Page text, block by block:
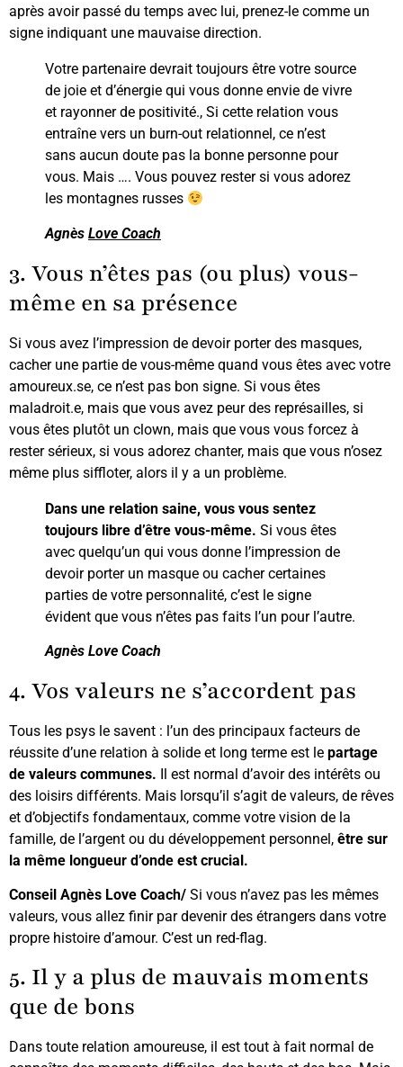
après avoir passé du temps avec lui, prenez-le comme un
signe indiquant une mauvaise direction.
Votre partenaire devrait toujours être votre source
de joie et d’énergie qui vous donne envie de vivre
et rayonner de positivité., Si cette relation vous
entraîne vers un burn-out relationnel, ce n’est
sans aucun doute pas la bonne personne pour
vous. Mais …. Vous pouvez rester si vous adorez
les montagnes russes
Agnès Love Coach
3. Vous n’êtes pas (ou plus) vous-
même en sa présence
Si vous avez l’impression de devoir porter des masques,
cacher une partie de vous-même quand vous êtes avec votre
amoureux.se, ce n’est pas bon signe. Si vous êtes
maladroit.e, mais que vous avez peur des représailles, si
vous êtes plutôt un clown, mais que vous vous forcez à
rester sérieux, si vous adorez chanter, mais que vous n’osez
même plus siffloter, alors il y a un problème.
Dans une relation saine, vous vous sentez
toujours libre d’être vous-même. Si vous êtes
avec quelqu’un qui vous donne l’impression de
devoir porter un masque ou cacher certaines
parties de votre personnalité, c’est le signe
évident que vous n’êtes pas faits l’un pour l’autre.
Agnès Love Coach
4. Vos valeurs ne s’accordent pas
Tous les psys le savent : l’un des principaux facteurs de
réussite d’une relation à solide et long terme est le partage
de valeurs communes. Il est normal d’avoir des intérêts ou
des loisirs différents. Mais lorsqu’il s’agit de valeurs, de rêves
et d’objectifs fondamentaux, comme votre vision de la
famille, de l’argent ou du développement personnel, être sur
la même longueur d’onde est crucial.
Conseil Agnès Love Coach/ Si vous n’avez pas les mêmes
valeurs, vous allez finir par devenir des étrangers dans votre
propre histoire d’amour. C’est un red-flag.
5. Il y a plus de mauvais moments
que de bons
Dans toute relation amoureuse, il est tout à fait normal de